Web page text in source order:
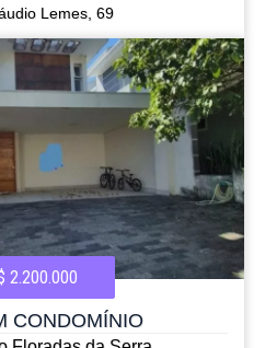
Lemes, 69
2.200.000
CONDOMÍNIO